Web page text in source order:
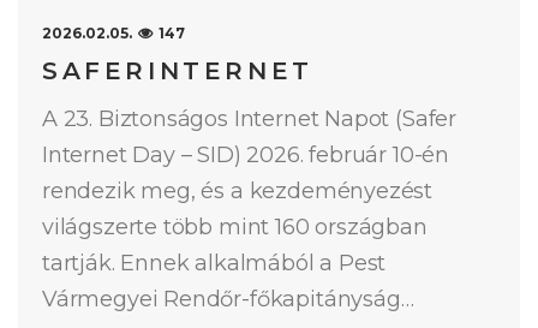
2026.02.05. 147
SAFERINTERNET
A 23. Biztonságos Internet Napot (Safer
Internet Day – SID) 2026. február 10-én
rendezik meg, és a kezdeményezést
világszerte több mint 160 országban
tartják. Ennek alkalmából a Pest
Vármegyei Rendőr-főkapitányság…